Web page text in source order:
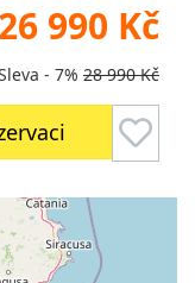
26 990 Kč
- 7% 28 990 Kč